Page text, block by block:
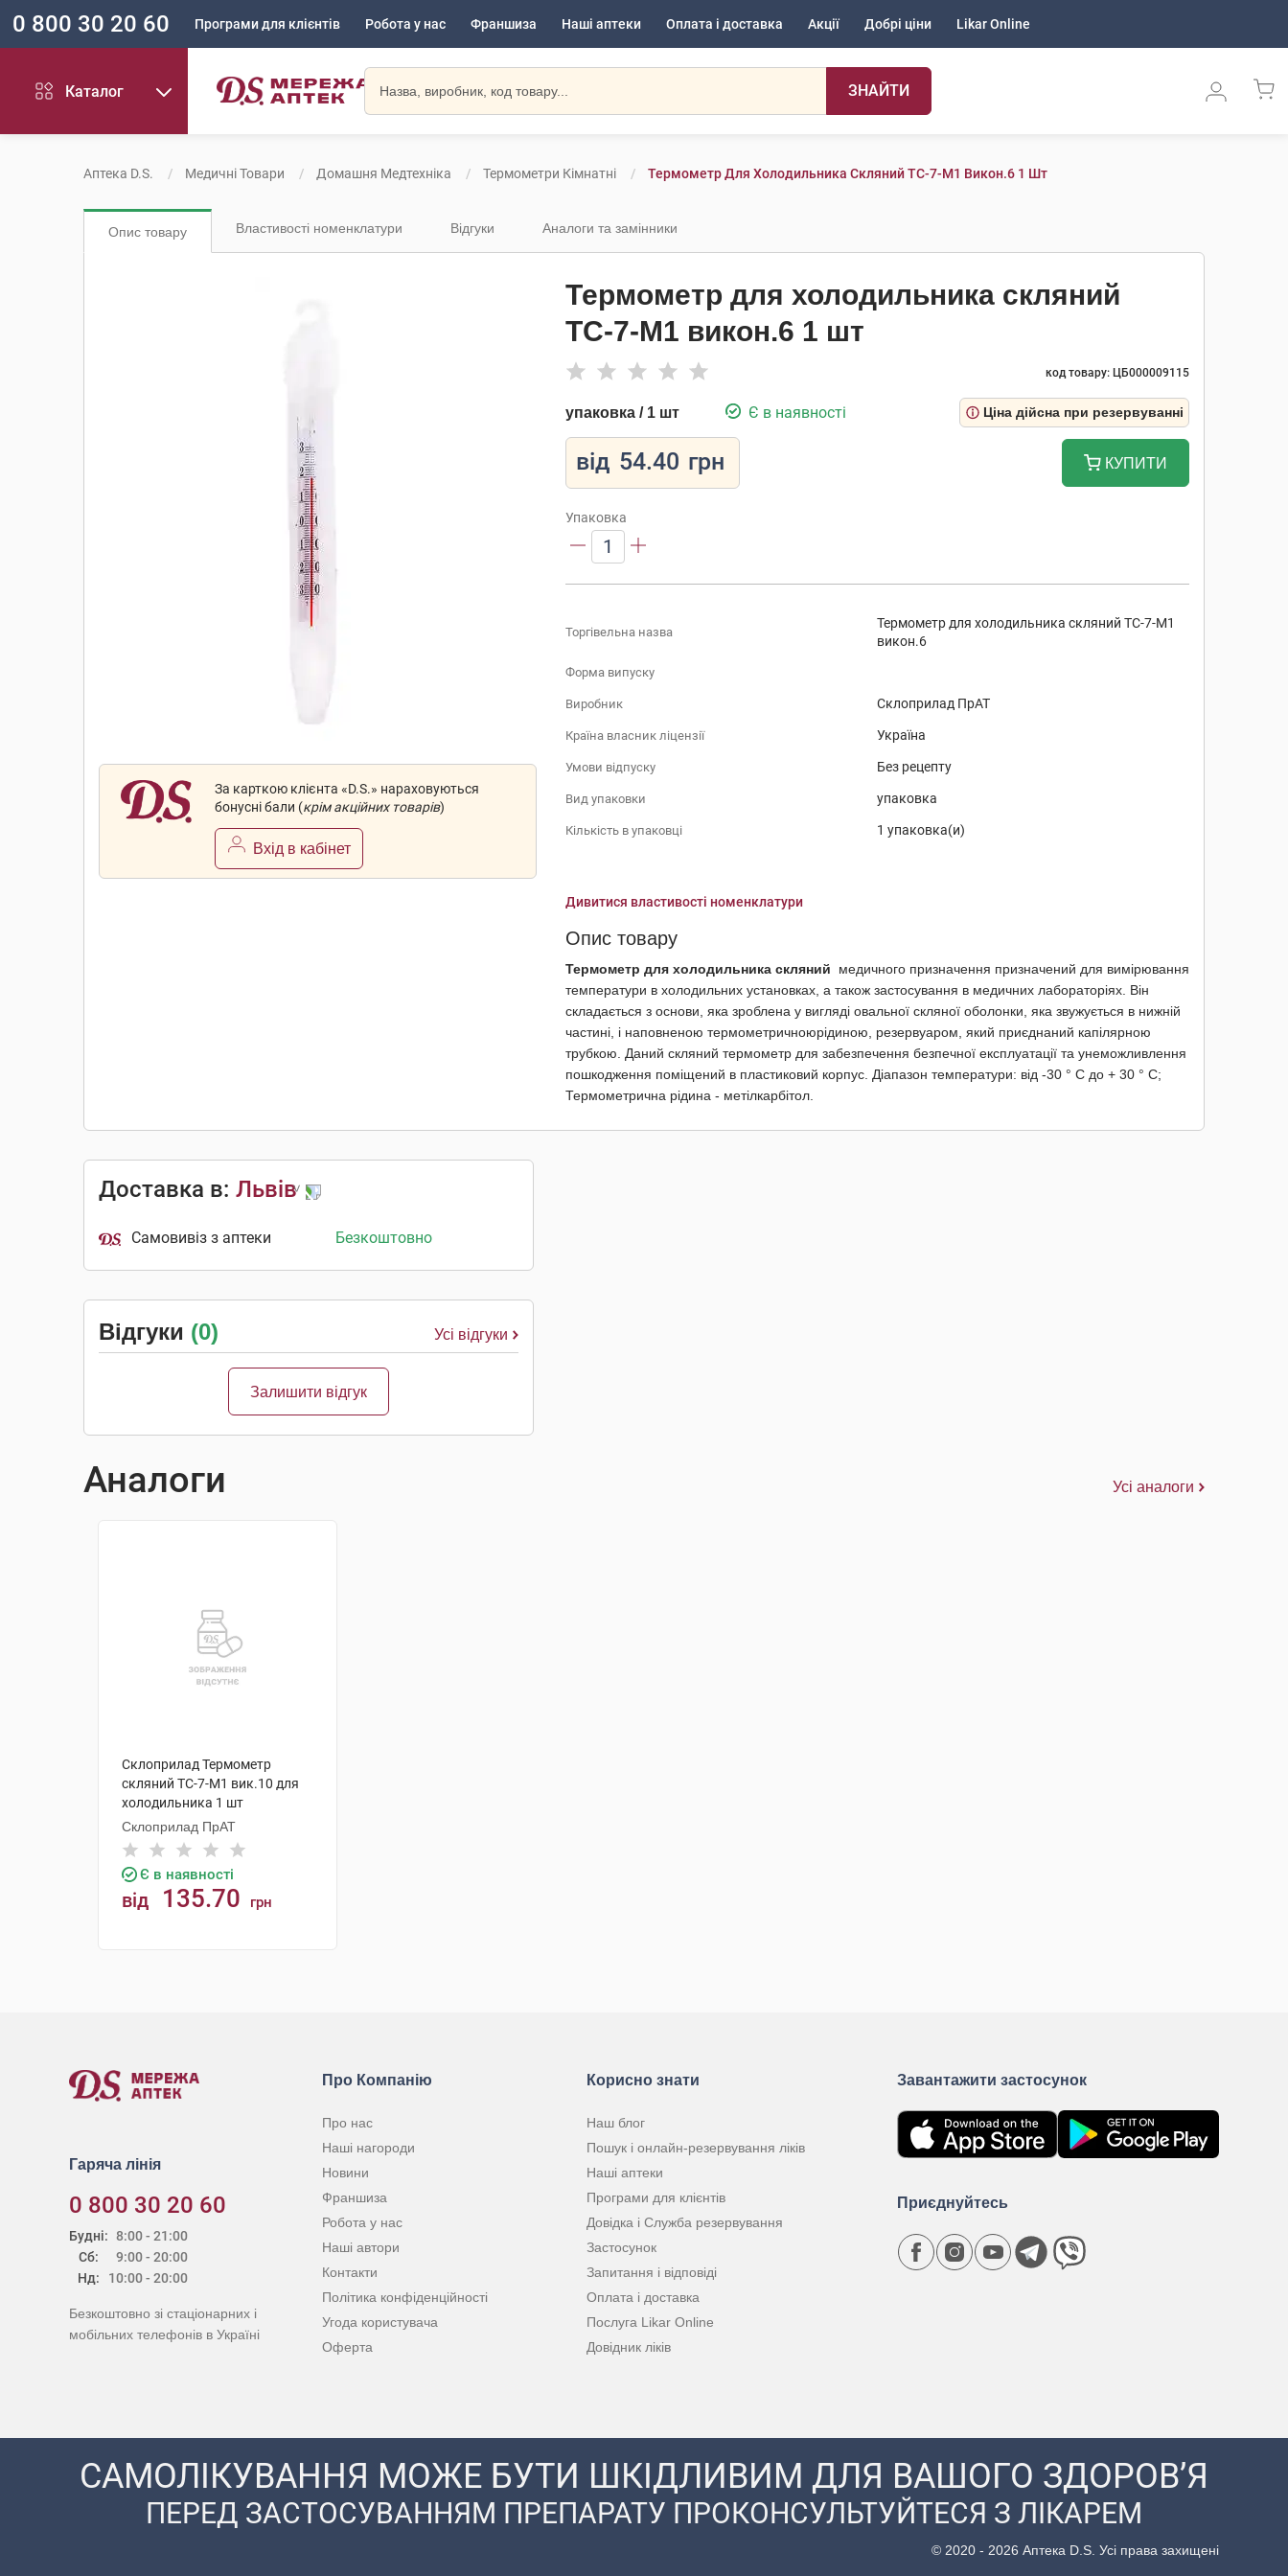
0 800 30 20 60 Програми для клієнтів Робота у нас Франшиза Наші аптеки Оплата і доставка Акції Добрі ціни Likar Online
Каталог ЗНАЙТИ
Аптека D.S. Медичні Товари Домашня Медтехніка Термометри Кімнатні Термометр Для Холодильника Скляний ТС-7-М1 Викон.6 1 Шт
Опис товару Властивості номенклатури Відгуки Аналоги та замінники
За карткою клієнта «D.S.» нараховуються
бонусні бали (крім акційних товарів)
Вхід в кабінет
Термометр для холодильника скляний
ТС-7-М1 викон.6 1 шт
код товару: ЦБ000009115
упаковка / 1 шт Є в наявності Ціна дійсна при резервуванні
від 54.40 грн КУПИТИ
Упаковка
1
Торгівельна назва
Термометр для холодильника скляний ТС-7-М1
викон.6
Форма випуску
Виробник Склоприлад ПрАТ
Країна власник ліцензії Україна
Умови відпуску Без рецепту
Вид упаковки упаковка
Кількість в упаковці 1 упаковка(и)
Дивитися властивості номенклатури
Опис товару
Термометр для холодильника скляний
медичного призначення призначений для вимірювання
температури в холодильних установках, а також застосування в медичних лабораторіях. Він
складається з основи, яка зроблена у вигляді овальної скляної оболонки, яка звужується в нижній
частині, і наповненою термометричноюрідиною, резервуаром, який приєднаний капілярною
трубкою. Даний скляний термометр для забезпечення безпечної експлуатації та унеможливлення
пошкодження поміщений в пластиковий корпус. Діапазон температури: від -30 ° С до + 30 ° С;
Термометрична рідина - метілкарбітол.
Доставка в: Львів
Самовивіз з аптеки Безкоштовно
Відгуки (0) Усі відгуки
Залишити відгук
Аналоги Усі аналоги
Склоприлад Термометр
скляний ТС-7-М1 вик.10 для
холодильника 1 шт
Склоприлад ПрАТ
Є в наявності
від 135.70 грн
Гаряча лінія
0 800 30 20 60
Будні:
Сб:
Нд:
8:00 - 21:00
9:00 - 20:00
10:00 - 20:00
Безкоштовно зі стаціонарних і
мобільних телефонів в Україні
Про Компанію
Про нас
Наші нагороди
Новини
Франшиза
Робота у нас
Наші автори
Контакти
Політика конфіденційності
Угода користувача
Оферта
Корисно знати
Наш блог
Пошук і онлайн-резервування ліків
Наші аптеки
Програми для клієнтів
Довідка і Служба резервування
Застосунок
Запитання і відповіді
Оплата і доставка
Послуга Likar Online
Довідник ліків
Завантажити застосунок
Приєднуйтесь
САМОЛІКУВАННЯ МОЖЕ БУТИ ШКІДЛИВИМ ДЛЯ ВАШОГО ЗДОРОВ’Я
ПЕРЕД ЗАСТОСУВАННЯМ ПРЕПАРАТУ ПРОКОНСУЛЬТУЙТЕСЯ З ЛІКАРЕМ
© 2020 - 2026 Аптека D.S. Усі права захищені